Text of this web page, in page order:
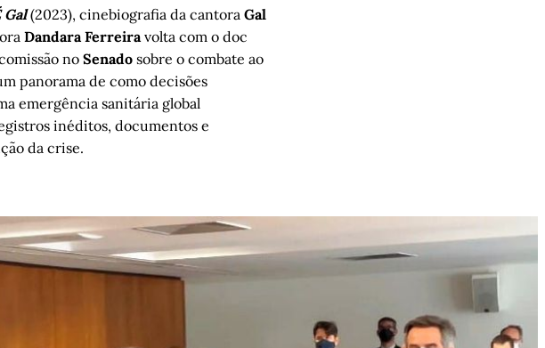
Gal(2023), cinebiografia da cantora Gal
Dandara Ferreira volta com o doc
noSenado sobre o combate ao
panorama de como decisões
emergência sanitária global
inéditos, documentos e
da crise.